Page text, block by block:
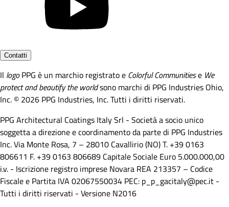
Contatti
Il logoPPG è un marchio registrato e Colorful Communitiese We
protect and beautify the worldsono marchi di PPG Industries Ohio,
Inc. © 2026 PPG Industries, Inc. Tutti i diritti riservati.
PPG Architectural Coatings Italy Srl - Società a socio unico
soggetta a direzione e coordinamento da parte di PPG Industries
Inc. Via Monte Rosa, 7 – 28010 Cavallirio (NO) T. +39 0163
806611 F. +39 0163 806689 Capitale Sociale Euro 5.000.000,00
i.v. - Iscrizione registro imprese Novara REA 213357 – Codice
Fiscale e Partita IVA 02067550034 PEC: p_p_gacitaly@pec.it -
Tutti i diritti riservati - Versione N2016